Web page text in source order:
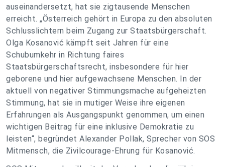
auseinandersetzt, hat sie zigtausende Menschen
erreicht. „Österreich gehört in Europa zu den absoluten
Schlusslichtern beim Zugang zur Staatsbürgerschaft.
Olga Kosanović kämpft seit Jahren für eine
Schubumkehr in Richtung faires
Staatsbürgerschaftsrecht, insbesondere für hier
geborene und hier aufgewachsene Menschen. In der
aktuell von negativer Stimmungsmache aufgeheizten
Stimmung, hat sie in mutiger Weise ihre eigenen
Erfahrungen als Ausgangspunkt genommen, um einen
wichtigen Beitrag für eine inklusive Demokratie zu
leisten“, begründet Alexander Pollak, Sprecher von SOS
Mitmensch, die Zivilcourage-Ehrung für Kosanović.